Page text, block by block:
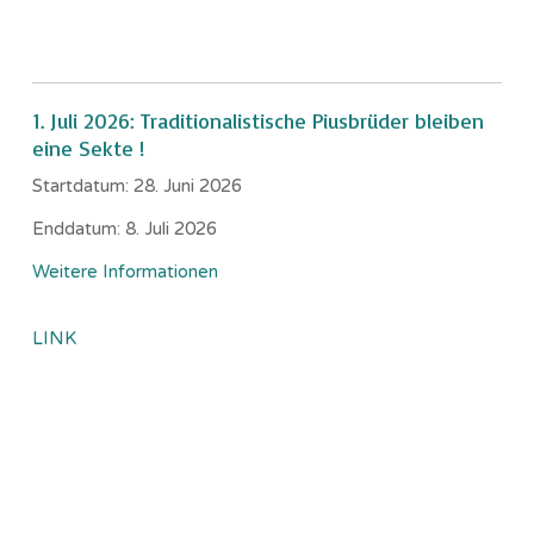
1. Juli 2026: Traditionalistische Piusbrüder bleiben
eine Sekte !
Startdatum: 28. Juni 2026
Enddatum: 8. Juli 2026
Weitere Informationen
LINK